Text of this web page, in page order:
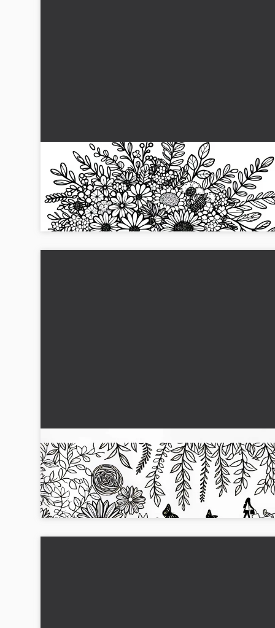
Høstblomster fargelegging Mal for gratis
Last ned gratis fargeleggingsmal av en høstblomst nå og
design den akkurat slik du ønsker...
Spaser gjennom en høstblomsterhage:
for høstblomster gratis
La din kreativitet blomstre med vår gratis fargeleggingsmal
høstblomster. Last ned bildet nå!...